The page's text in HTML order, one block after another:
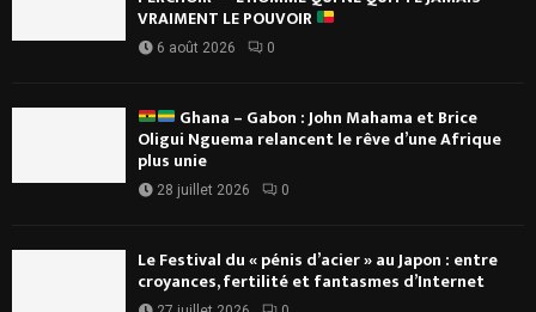
VRAIMENT LE POUVOIR
6 août 2026 0
Ghana – Gabon : John Mahama et Brice
Oligui Nguema relancent le rêve d’une Afrique
plus unie
28 juillet 2026 0
Le Festival du « pénis d’acier » au Japon : entre
croyances, fertilité et fantasmes d’Internet